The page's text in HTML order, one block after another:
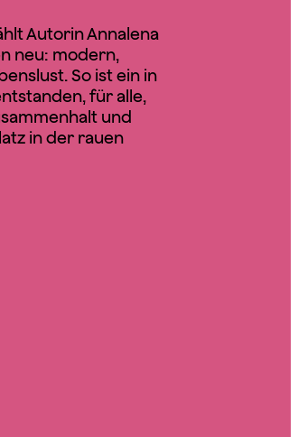
Autorin Annalena
neu: modern,
So ist ein in
für alle,
und
in der rauen